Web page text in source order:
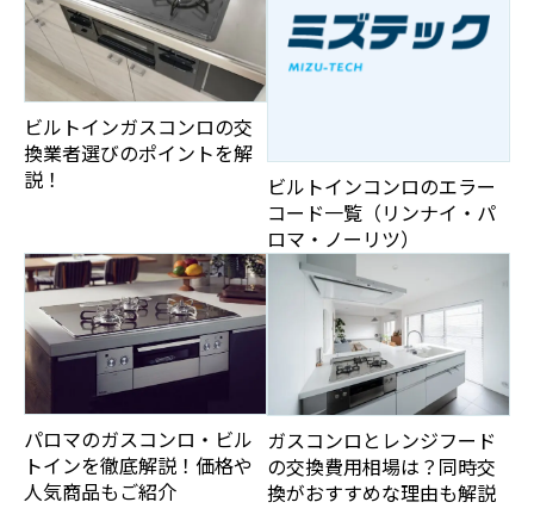
ビルトインガスコンロの交
換業者選びのポイントを解
説！
ビルトインコンロのエラー
コード一覧（リンナイ・パ
ロマ・ノーリツ）
パロマのガスコンロ・ビル
トインを徹底解説！価格や
人気商品もご紹介
ガスコンロとレンジフード
の交換費用相場は？同時交
換がおすすめな理由も解説